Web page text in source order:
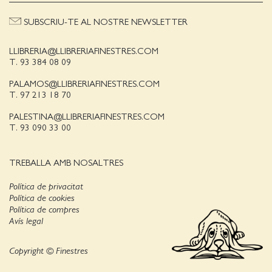
LLIBRERIA@LLIBRERIAFINESTRES.COM
T. 93 384 08 09
PALAMOS@LLIBRERIAFINESTRES.COM
T. 97 213 18 70
PALESTINA@LLIBRERIAFINESTRES.COM
T. 93 090 33 00
TREBALLA AMB NOSALTRES
SUBSCRIU-TE AL NOSTRE NEWSLETTER
Política de privacitat
Política de cookies
Avís legal
Política de compres
Copyright © Finestres